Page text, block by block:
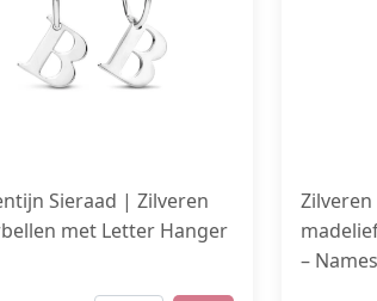
Sieraad | Zilveren
met Letter Hanger
–